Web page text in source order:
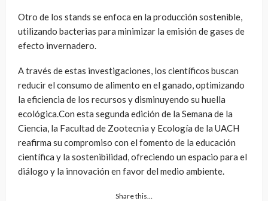
Otro de los stands se enfoca en la producción sostenible,
utilizando bacterias para minimizar la emisión de gases de
efecto invernadero.
A través de estas investigaciones, los científicos buscan
reducir el consumo de alimento en el ganado, optimizando
la eficiencia de los recursos y disminuyendo su huella
ecológica.Con esta segunda edición de la Semana de la
Ciencia, la Facultad de Zootecnia y Ecología de la UACH
reafirma su compromiso con el fomento de la educación
científica y la sostenibilidad, ofreciendo un espacio para el
diálogo y la innovación en favor del medio ambiente.
Share this…